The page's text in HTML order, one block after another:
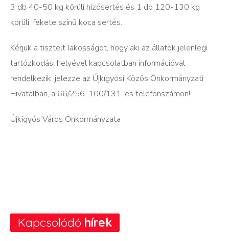
3 db 40-50 kg körüli hízósertés és 1 db 120-130 kg
körüli, fekete színű koca sertés.
Kérjük a tisztelt lakosságot, hogy aki az állatok jelenlegi
tartózkodási helyével kapcsolatban információval
rendelkezik, jelezze az Újkígyósi Közös Önkormányzati
Hivatalban, a 66/256-100/131-es telefonszámon!
Újkígyós Város Önkormányzata
Kapcsolódó hírek